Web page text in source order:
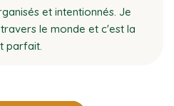
et intentionnés. Je
le monde et c'est la
parfait.